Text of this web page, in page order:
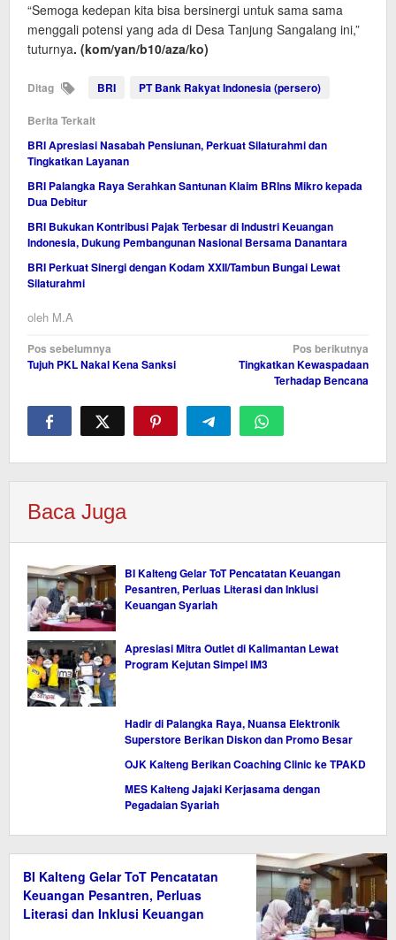
“Semoga kedepan kita bisa bersinergi untuk sama sama
menggali potensi yang ada di Desa Tanjung Sangalang ini,”
tuturnya. (kom/yan/b10/aza/ko)
Ditag BRI PT Bank Rakyat Indonesia (persero)
Berita Terkait
BRI Apresiasi Nasabah Pensiunan, Perkuat Silaturahmi dan
Tingkatkan Layanan
BRI Palangka Raya Serahkan Santunan Klaim BRIns Mikro kepada
Dua Debitur
BRI Bukukan Kontribusi Pajak Terbesar di Industri Keuangan
Indonesia, Dukung Pembangunan Nasional Bersama Danantara
BRI Perkuat Sinergi dengan Kodam XXII/Tambun Bungai Lewat
Silaturahmi
oleh M.A
Navigasi
pos
Pos sebelumnya
Tujuh PKL Nakal Kena Sanksi
Pos berikutnya
Tingkatkan Kewaspadaan
Terhadap Bencana
Baca Juga
BI Kalteng Gelar ToT Pencatatan Keuangan
Pesantren, Perluas Literasi dan Inklusi
Keuangan Syariah
Apresiasi Mitra Outlet di Kalimantan Lewat
Program Kejutan Simpel IM3
Hadir di Palangka Raya, Nuansa Elektronik
Superstore Berikan Diskon dan Promo Besar
OJK Kalteng Berikan Coaching Clinic ke TPAKD
MES Kalteng Jajaki Kerjasama dengan
Pegadaian Syariah
BI Kalteng Gelar ToT Pencatatan
Keuangan Pesantren, Perluas
Literasi dan Inklusi Keuangan